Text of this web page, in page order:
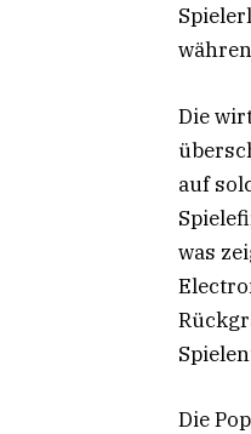
Die
auf
was
Die